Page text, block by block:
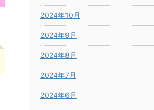
2024年10月
2024年9月
2024年8月
2024年7月
2024年6月